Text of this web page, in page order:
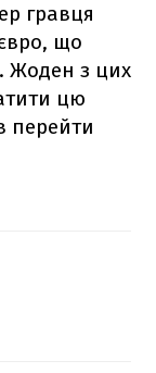
гравця
що
Жоден з цих
цю
перейти